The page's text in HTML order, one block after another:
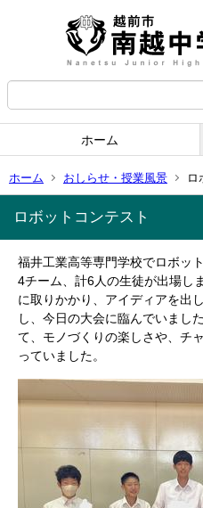
ホーム
ホーム おしらせ・授業風景 ロ
ロボットコンテスト
福井工業高等専門学校でロボッ
4チーム、計6人の生徒が出場し
に取りかかり、アイディアを出
し、今日の大会に臨んでいまし
て、モノづくりの楽しさや、チ
っていました。